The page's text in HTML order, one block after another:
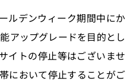
ルデンウィーク期間中にか
アップグレードを目的とし
イトの停止等はございませ
において停止することがご